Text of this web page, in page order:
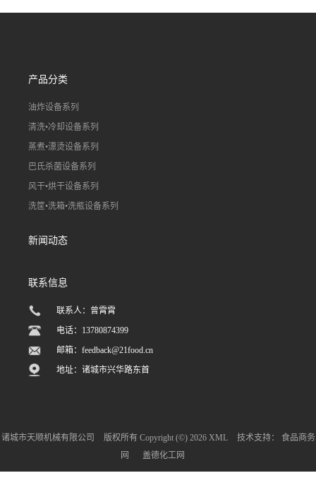
线）
线）
产品分类
油炸设备系列
清洗•冷却设备系列
蒸煮•漂烫设备系列
巴氏杀菌设备系列
风干•烘干设备系列
洗筐•洗箱•洗瓶设备系列
新闻动态
联系信息
联系人：曾霄霄
电话：13780874399
邮箱：feedback@21food.cn
地址：诸城市兴华路东首
诸城市天顺机械有限公司 版权所有 Copyright (©) 2026 XML 技术支持： 食品商务
网
盖德化工网